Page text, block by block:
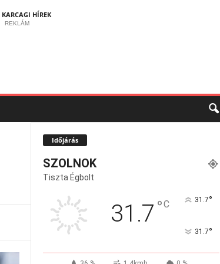
KARCAGI HÍREK
REKLÁM
Időjárás
SZOLNOK
Tiszta Égbolt
31.7 °C 31.7°
31.7°